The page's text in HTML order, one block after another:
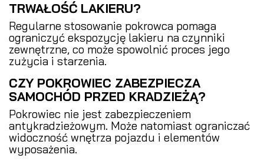
TRWAŁOŚĆ LAKIERU?
Regularne stosowanie pokrowca pomaga
ograniczyć ekspozycję lakieru na czynniki
zewnętrzne, co może spowolnić proces jego
zużycia i starzenia.
CZY POKROWIEC ZABEZPIECZA
SAMOCHÓD PRZED KRADZIEŻĄ?
Pokrowiec nie jest zabezpieczeniem
antykradzieżowym. Może natomiast ograniczać
widoczność wnętrza pojazdu i elementów
wyposażenia.